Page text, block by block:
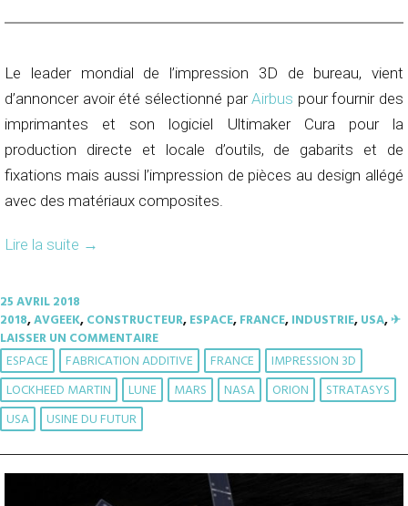
Le leader mondial de l’impression 3D de bureau, vient
d’annoncer avoir été sélectionné parAirbus pour fournir des
imprimantes et son logiciel Ultimaker Cura pour la
production directe et locale d’outils, de gabarits et de
fixations mais aussi l’impression de pièces au design allégé
avec des matériaux composites.
Lire la suite →
25 AVRIL 2018
2018,AVGEEK,CONSTRUCTEUR,ESPACE,FRANCE,INDUSTRIE,USA,✈︎
LAISSER UN COMMENTAIRE
ESPACE FABRICATION ADDITIVE FRANCE
IMPRESSION 3D
LOCKHEED MARTIN
LUNE MARS NASA ORION
STRATASYS
USA
USINE DU FUTUR